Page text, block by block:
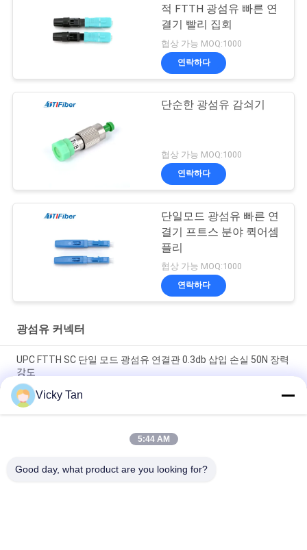
적 FTTH 광섬유 빠른 연
결기 빨리 집회
협상 가능 MOQ:1000
연락하다
단순한 광섬유 감쇠기
협상 가능 MOQ:1000
연락하다
단일모드 광섬유 빠른 연
결기 프트스 분야 퀵어셈
플리
협상 가능 MOQ:1000
연락하다
광섬유 커넥터
UPC FTTH SC 단일 모드 광섬유 연결관 0.3db 삽입 손실 50N 장력
강도
Sc / Upc Sc / Apc Sm 광섬유 퀵 커넥터 프트스 단일모드 광섬유
빠른 연결기
SC UPC 0.3 DB (데시벨)은 섬유 광학 커넥터 OM3 섬유 필드 어셈
Vicky Tan
5:44 AM
Good day, what product are you looking for?